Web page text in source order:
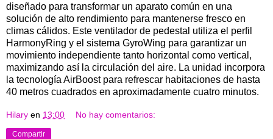
diseñado para transformar un aparato común en una
solución de alto rendimiento para mantenerse fresco en
climas cálidos. Este ventilador de pedestal utiliza el perfil
HarmonyRing y el sistema GyroWing para garantizar un
movimiento independiente tanto horizontal como vertical,
maximizando así la circulación del aire. La unidad incorpora
la tecnología AirBoost para refrescar habitaciones de hasta
40 metros cuadrados en aproximadamente cuatro minutos.
Hilary en 13:00 No hay comentarios:
Compartir